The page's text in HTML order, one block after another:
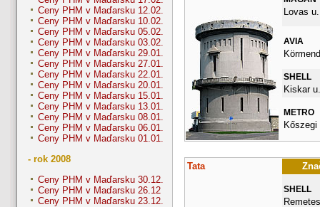
Ceny PHM v Maďarsku 12.02.
Ceny PHM v Maďarsku 10.02.
Ceny PHM v Maďarsku 05.02.
Ceny PHM v Maďarsku 03.02.
Ceny PHM v Maďarsku 29.01.
Ceny PHM v Maďarsku 27.01.
Ceny PHM v Maďarsku 22.01.
Ceny PHM v Maďarsku 20.01.
Ceny PHM v Maďarsku 15.01.
Ceny PHM v Maďarsku 13.01.
Ceny PHM v Maďarsku 08.01.
Ceny PHM v Maďarsku 06.01.
Ceny PHM v Maďarsku 01.01.
- rok 2008
Ceny PHM v Maďarsku 30.12.
Ceny PHM v Maďarsku 26.12
Ceny PHM v Maďarsku 23.12.
Lovas
AVIA
SHELL
Kiskar
METRO
Kőszegi
Tata
SHELL